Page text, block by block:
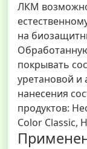
ЛКМ возможно
на
покрывать
уретановой и
нанесения
продуктов:
Color Classic,